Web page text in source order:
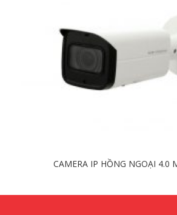
CAMERA IP HỒNG NGOẠI 4.0
Chi tiết